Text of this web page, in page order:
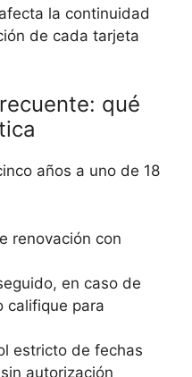
la continuidad
de cada tarjeta
qué
años a uno de 18
renovación con
en caso de
califique para
estricto de fechas
autorización